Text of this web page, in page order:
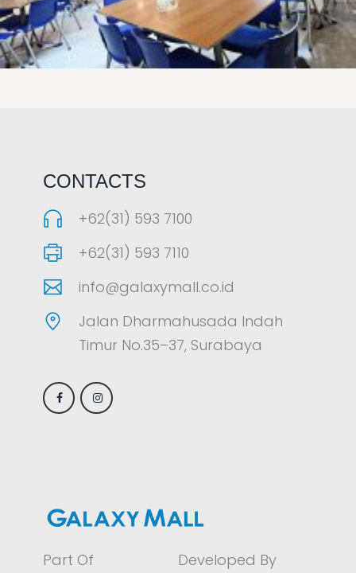
CONTACTS
+62(31) 593 7100
+62(31) 593 7110
info@galaxymall.co.id
Jalan Dharmahusada Indah
Timur No.35–37, Surabaya
Part Of Developed By